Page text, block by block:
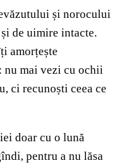
și norocului
de uimire intacte.
amorțește
nu mai vezi cu ochii
ci recunoști ceea ce
doar cu o lună
pentru a nu lăsa